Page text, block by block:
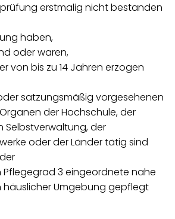
erstmalig nicht bestanden
haben,
oder waren,
von bis zu 14 Jahren erzogen
satzungsmäßig vorgesehenen
der Hochschule, der
Selbstverwaltung, der
oder der Länder tätig sind
Pflegegrad 3 eingeordnete nahe
häuslicher Umgebung gepflegt